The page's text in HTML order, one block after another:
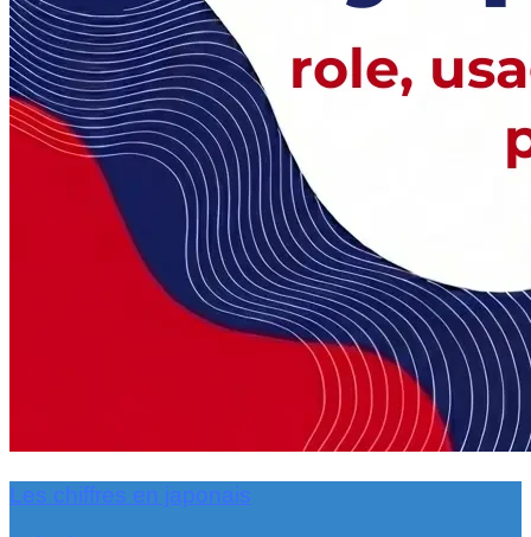
Les chiffres en japonais